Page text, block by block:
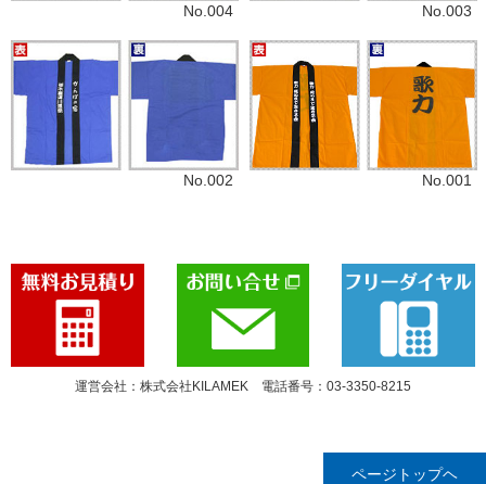
No.004 No.003
No.002 No.001
運営会社：株式会社KILAMEK 電話番号：03-3350-8215
ページトップヘ